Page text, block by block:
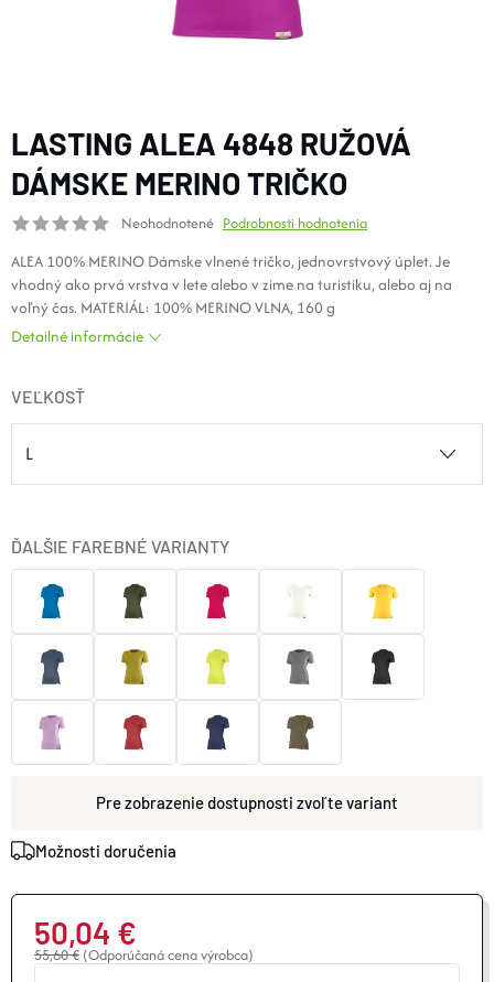
TOPÁNKY a PONOŽKY
CYKLISTIKA
Značky
Podmienky ochrany osobných údajov
Kontakty
Veľkostné tabuľky
Výmena a vrátenie
Reklamácie
LASTING ALEA 4848 RUŽOVÁ
DÁMSKE MERINO TRIČKO
Neohodnotené Podrobnosti hodnotenia
ALEA 100% MERINO Dámske vlnené tričko, jednovrstvový úplet. Je
vhodný ako prvá vrstva v lete alebo v zime na turistiku, alebo aj na
voľný čas. MATERIÁL: 100% MERINO VLNA, 160 g
Detailné informácie
VEĽKOSŤ
zvoľte variant
ĎALŠIE FAREBNÉ VARIANTY
Možnosti doručenia
55,60 € (Odporúčaná cena výrobca)
50,04 €
Jednotková